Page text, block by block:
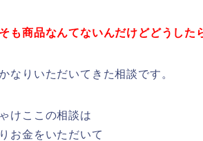
そも商品なんてないんだけどどうした
なりいただいてきた相談です。
けここの相談は
お金をいただいて